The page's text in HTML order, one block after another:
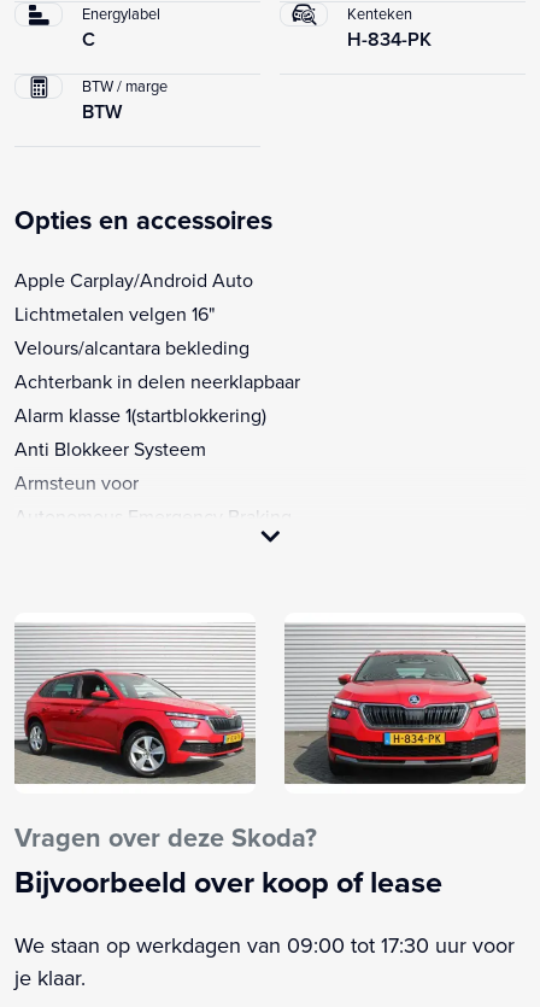
Energylabel
C
Kenteken
H-834-PK
BTW / marge
BTW
Opties en accessoires
Apple Carplay/Android Auto
Lichtmetalen velgen 16"
Velours/alcantara bekleding
Achterbank in delen neerklapbaar
Alarm klasse 1(startblokkering)
Anti Blokkeer Systeem
Armsteun voor
Autonomous Emergency Braking
Bandenspanningscontrolesysteem
Bestuurdersstoel in hoogte verstelbaar
Boordcomputer
Bots waarschuwing systeem
Buitenspiegels in carrosseriekleur
Centrale deurvergrendeling met afstandsbediening
Connected services
Dimlichten automatisch
Draadloze telefoonlader
Elektronisch Stabiliteits Programma
Hemelbekleding donker
Vragen over deze Skoda?
Bijvoorbeeld over koop of lease
We staan op werkdagen van 09:00 tot 17:30 uur voor
je klaar.